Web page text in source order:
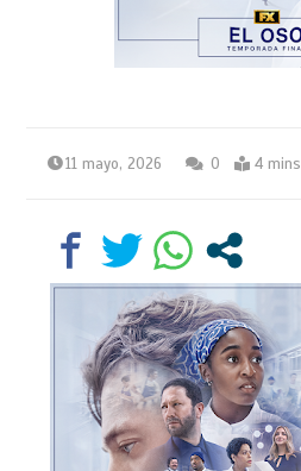
11 mayo, 2026 0 4 mins